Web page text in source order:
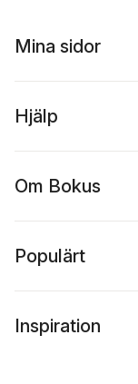
Mina sidor
Hjälp
Om Bokus
Populärt
Inspiration